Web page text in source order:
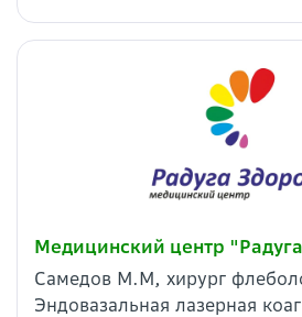
Медицинский центр
Самедов М.М, хирург
Эндовазальная лазерная